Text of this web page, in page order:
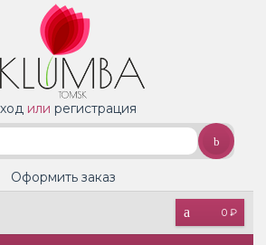
или регистрация
0 ₽
Оформить заказ